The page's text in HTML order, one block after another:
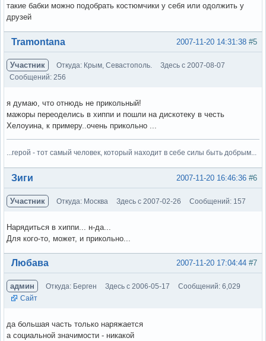
такие бабки можно подобрать костюмчики у себя или одолжить у
друзей
Вне форума #5
2007-11-20 14:31:38
Tramontana
Участник Откуда: Крым, Севастополь.
Здесь с 2007-08-07
Сообщений: 256
я думаю, что отнюдь не прикольный!
мажоры переоделись в хиппи и пошли на дискотеку в честь
Хелоуина, к примеру..очень прикольно ...
...герой - тот самый человек, который находит в себе силы быть добрым...
Вне форума #6
2007-11-20 16:46:36
Зиги
Участник Откуда: Москва Здесь с 2007-02-26 Сообщений: 157
Нарядиться в хиппи... н-да...
Для кого-то, может, и прикольно...
Вне форума #7
2007-11-20 17:04:44
Любава
админ Откуда: Берген Здесь с 2006-05-17
Сообщений: 6,029
Сайт
да большая часть только наряжается
а социальной значимости - никакой